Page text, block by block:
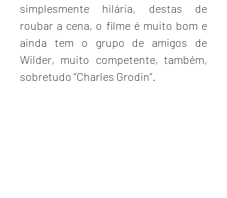
simplesmente hilária, destas de
roubar a cena, o filme é muito bom e
ainda tem o grupo de amigos de
Wilder, muito competente, também,
sobretudo “Charles Grodin”.